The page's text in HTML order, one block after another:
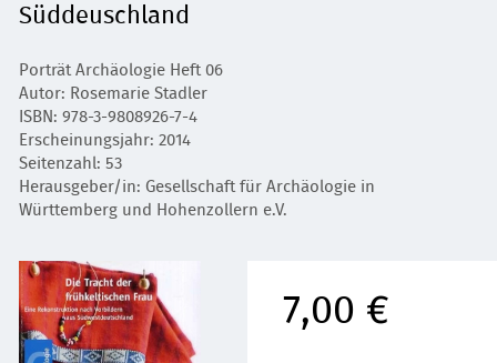
Süddeuschland
Porträt Archäologie Heft 06
Autor: Rosemarie Stadler
ISBN: 978-3-9808926-7-4
Erscheinungsjahr: 2014
Seitenzahl: 53
Herausgeber/in: Gesellschaft für Archäologie in
Württemberg und Hohenzollern e.V.
7,00 €